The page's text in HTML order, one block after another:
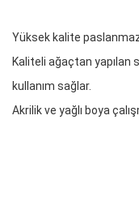
Yüksek kalite
Kaliteli ağaçtan yapılan
kullanım sağlar.
Akrilik ve yağlı boya